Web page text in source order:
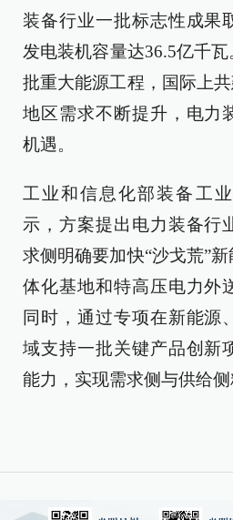
装备行业一批标志性成果
发电装机容量达36.5亿千
批重大能源工程，国际上
地区需求不断提升，电力
机遇。
工业和信息化部装备工
示，方案提出电力装备行
求侧明确要加快“沙戈荒”
体化基地和特高压电力外
同时，通过专项在新能源
域支持一批关键产品创新
能力，实现需求侧与供给侧